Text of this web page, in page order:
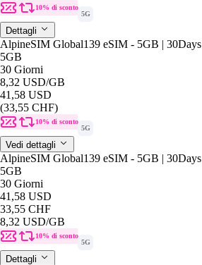
10% di sconto
5G
Dettagli
AlpineSIM Global139 eSIM - 5GB | 30Days
5GB
30 Giorni
8,32 USD/GB
41,58 USD
(33,55 CHF)
10% di sconto
5G
Vedi dettagli
AlpineSIM Global139 eSIM - 5GB | 30Days
5GB
30 Giorni
41,58 USD
33,55 CHF
8,32 USD/GB
10% di sconto
5G
Dettagli